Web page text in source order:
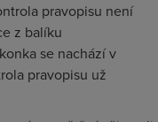
pravopisu není
z balíku
se nachází v
pravopisu už